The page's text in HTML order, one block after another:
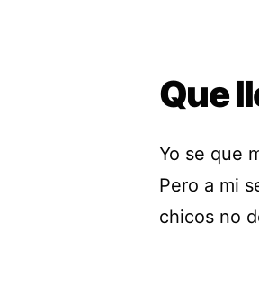
Que
Yo se que
Pero a mi
chicos no